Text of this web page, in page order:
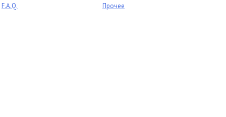
F.A.Q.
Прочее